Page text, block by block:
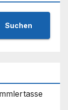
Suchen